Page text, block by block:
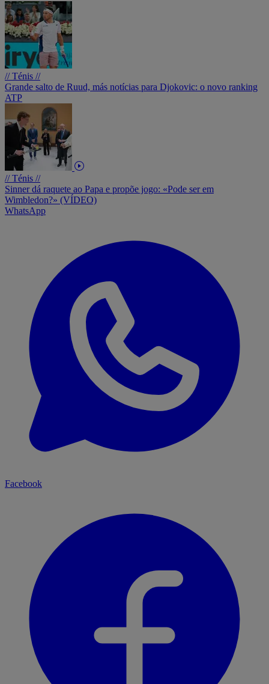
// Ténis //
Grande salto de Ruud, más notícias para Djokovic: o novo ranking
ATP
// Ténis //
Sinner dá raquete ao Papa e propõe jogo: «Pode ser em
Wimbledon?» (VÍDEO)
WhatsApp
Facebook